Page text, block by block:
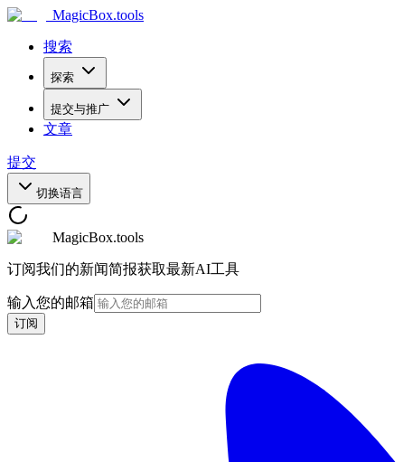
MagicBox.tools
搜索
探索
提交与推广
文章
提交
切换语言
MagicBox.tools
订阅我们的新闻简报获取最新AI工具
输入您的邮箱
订阅